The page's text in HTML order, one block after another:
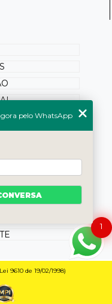
9610 de 19/02/1998)
1
pelo WhatsApp